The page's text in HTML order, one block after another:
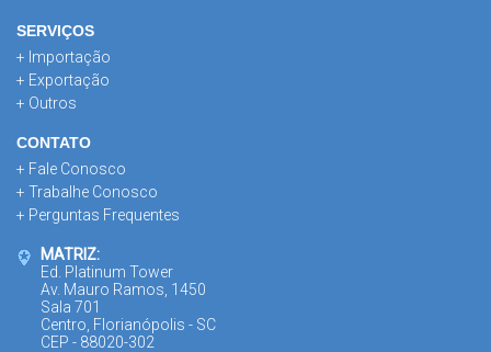
SERVIÇOS
+ Importação
+ Exportação
+ Outros
CONTATO
+ Fale Conosco
+ Trabalhe Conosco
+ Perguntas Frequentes
MATRIZ:
Ed. Platinum Tower
Av. Mauro Ramos, 1450
Sala 701
Centro, Florianópolis - SC
CEP - 88020-302